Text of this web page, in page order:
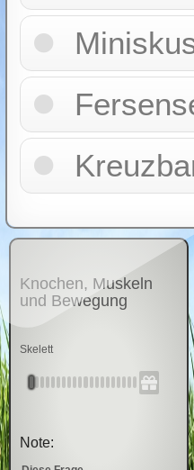
Knochen, Muskeln
und Bewegung
Skelett
Note: